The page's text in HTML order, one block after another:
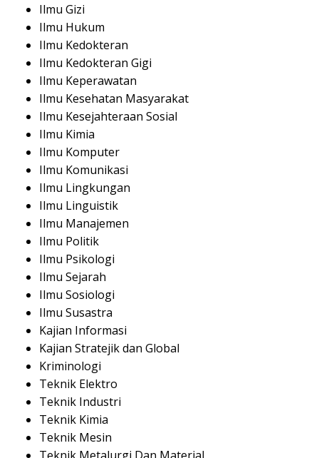
Ilmu Gizi
Ilmu Hukum
Ilmu Kedokteran
Ilmu Kedokteran Gigi
Ilmu Keperawatan
Ilmu Kesehatan Masyarakat
Ilmu Kesejahteraan Sosial
Ilmu Kimia
Ilmu Komputer
Ilmu Komunikasi
Ilmu Lingkungan
Ilmu Linguistik
Ilmu Manajemen
Ilmu Politik
Ilmu Psikologi
Ilmu Sejarah
Ilmu Sosiologi
Ilmu Susastra
Kajian Informasi
Kajian Stratejik dan Global
Kriminologi
Teknik Elektro
Teknik Industri
Teknik Kimia
Teknik Mesin